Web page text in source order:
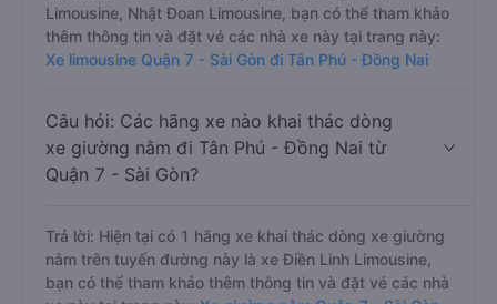
Limousine, Nhật Đoan Limousine, bạn có thể tham khảo
thêm thông tin và đặt vé các nhà xe này tại trang này:
Xe limousine Quận 7 - Sài Gòn đi Tân Phú - Đồng Nai
Câu hỏi: Các hãng xe nào khai thác dòng
xe giường nằm đi Tân Phú - Đồng Nai từ
Quận 7 - Sài Gòn?
Trả lời: Hiện tại có 1 hãng xe khai thác dòng xe giường
nằm trên tuyến đường này là xe Điền Linh Limousine,
bạn có thể tham khảo thêm thông tin và đặt vé các nhà